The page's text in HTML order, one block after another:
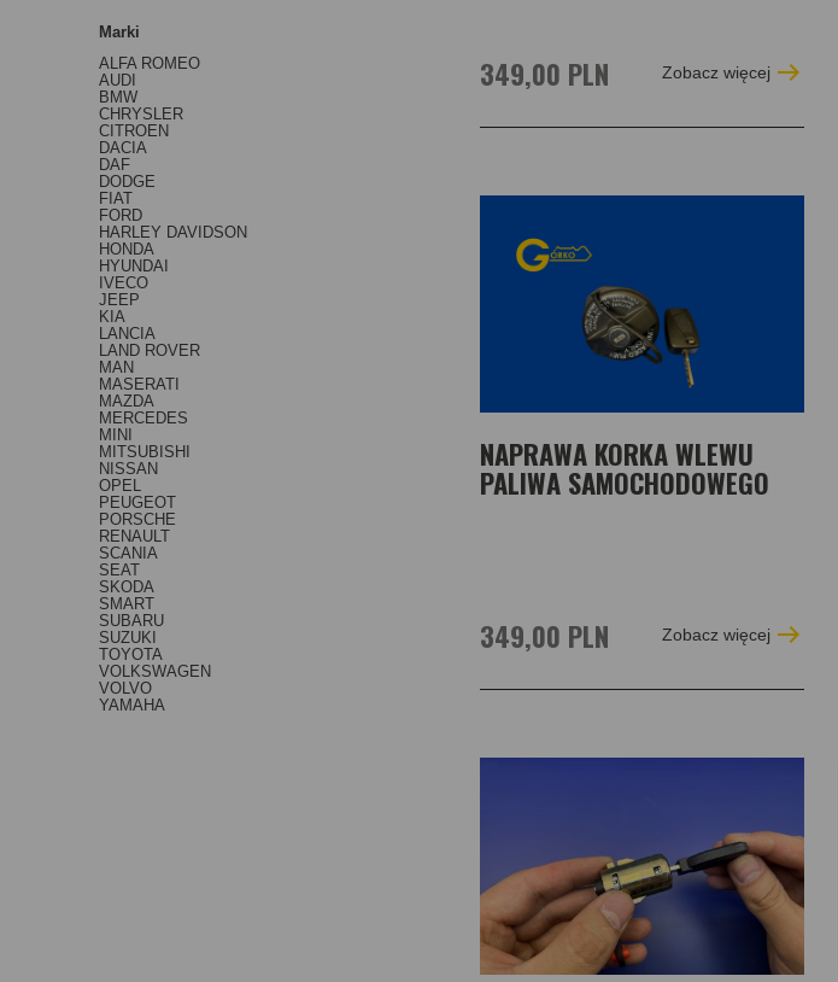
Marki
ALFA ROMEO
AUDI
BMW
CHRYSLER
CITROEN
DACIA
DAF
DODGE
FIAT
FORD
HARLEY DAVIDSON
HONDA
HYUNDAI
IVECO
JEEP
KIA
LANCIA
LAND ROVER
MAN
MASERATI
MAZDA
MERCEDES
MINI
MITSUBISHI
NISSAN
OPEL
PEUGEOT
PORSCHE
RENAULT
SCANIA
SEAT
SKODA
SMART
SUBARU
SUZUKI
TOYOTA
VOLKSWAGEN
VOLVO
YAMAHA
349,00 PLN Zobacz więcej
NAPRAWA KORKA WLEWU
PALIWA SAMOCHODOWEGO
349,00 PLN Zobacz więcej